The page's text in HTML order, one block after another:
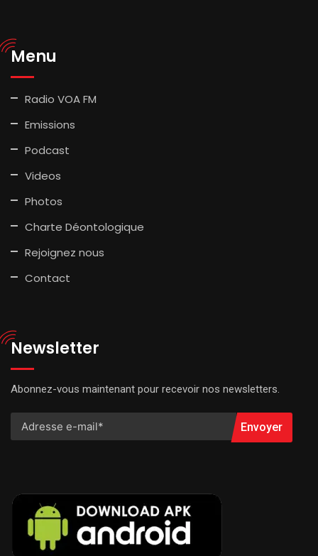
Menu
Radio VOA FM
Emissions
Podcast
Videos
Photos
Charte Déontologique
Rejoignez nous
Contact
Newsletter
Abonnez-vous maintenant pour recevoir nos newsletters.
Envoyer